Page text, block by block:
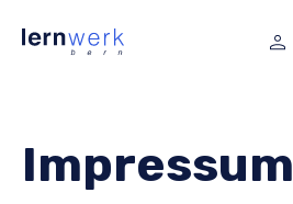
Impressum